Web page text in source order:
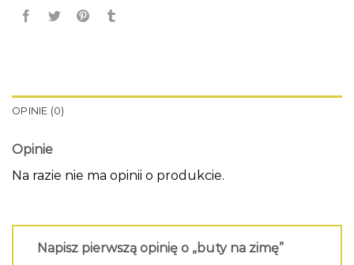
OPINIE (0)
Opinie
Na razie nie ma opinii o produkcie.
Napisz pierwszą opinię o „buty na zimę”